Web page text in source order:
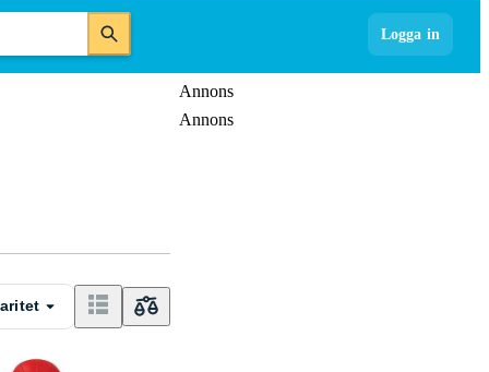
Logga in
Annons
Annons